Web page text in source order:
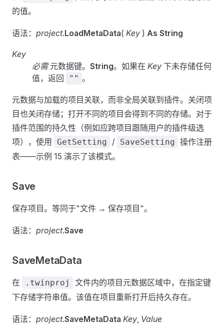
的值。
语法： project.LoadMetaData( Key ) As String
Key
必需元数据键。 String。如果在 Key 下未存储任何
值，返回
"" 。
元数据与加载的项目关联，而非全局关联到插件。关闭项
目也关闭存储；打开不同的项目会得到不同的存储。对于
插件范围的持久性（例如应跨项目跟随用户的插件级选
项），使用
GetSetting / SaveSetting 操作注册
表——示例 15 演示了该模式。
Save
保存项目。等同于"文件 → 保存项目"。
语法： project.Save
SaveMetaData
在 .twinproj
文件内的项目元数据区域中，在指定键
下存储字符串值。该值在项目重新打开后持久存在。
语法： project.SaveMetaData Key, Value